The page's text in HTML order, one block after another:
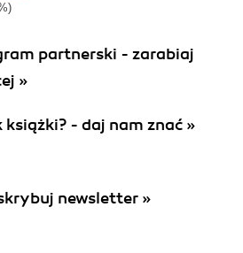
partnerski - zarabiaj
»
książki? - daj nam znać »
newsletter »